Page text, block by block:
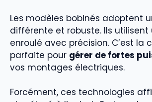
Les modèles bobinés adoptent
différente et robuste. Ils utilisent
enroulé avec précision. C’est la
parfaite pour gérer de fortes
vos montages électriques.
Forcément, ces technologies